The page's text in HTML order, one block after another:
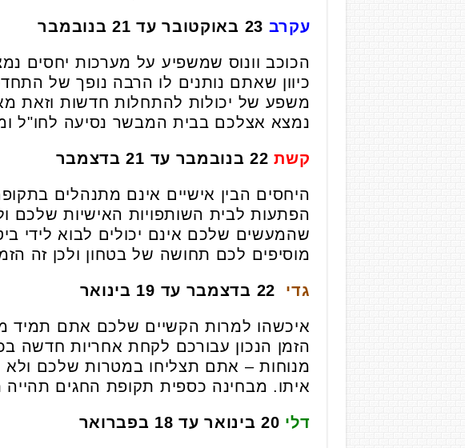
עקרב
הכוכב וונוס שמשפיע על מערכות יחסים
כיוון שאתם נותנים לו הרבה נופך של
משפע של יכולות להתחלות חדשות וזאת
נמצא אצלכם בבית המבשר נסיעה לחו"ל
קשת22 בנובמבר עד 21 בדצמבר
היחסים הבין אישיים אינם מתנהלים
הפתעות לבית השותפויות האישיות שלכם
שהמעשים שלכם אינם יכולים לבוא לידי
מוסיפים לכם תחושה של בטחון ולכן זה
גדי
איכשהו למרות הקשיים שלכם אתם תמיד
הזמן הנכון עבורכם לקחת אחריות חדשה
מנוחות – אתם תצליחו במטרות שלכם
איתו. מבחינה כספית תקופת החגים
דלי